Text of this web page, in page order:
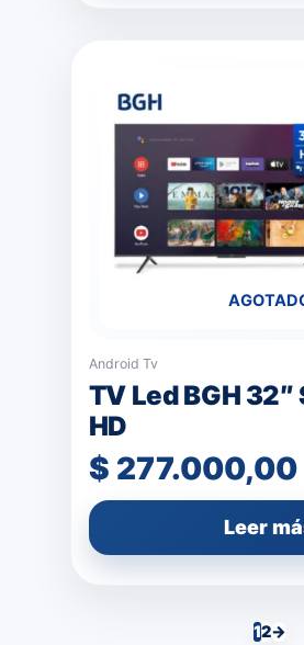
Android Tv
TV Led BGH
HD
$ 277.000,00
Leer
12→